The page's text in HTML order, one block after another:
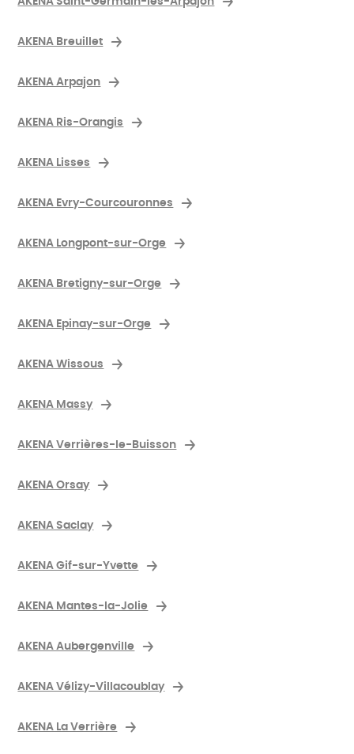
AKENA Breuillet
AKENA Arpajon
AKENA Ris-Orangis
AKENA Lisses
AKENA Evry-Courcouronnes
AKENA Longpont-sur-Orge
AKENA Bretigny-sur-Orge
AKENA Epinay-sur-Orge
AKENA Wissous
AKENA Massy
AKENA Verrières-le-Buisson
AKENA Orsay
AKENA Saclay
AKENA Gif-sur-Yvette
AKENA Mantes-la-Jolie
AKENA Aubergenville
AKENA Vélizy-Villacoublay
AKENA La Verrière